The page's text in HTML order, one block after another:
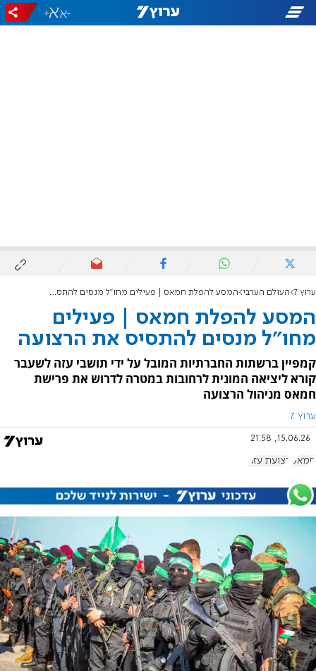
-
+
ערוץ 7 העולם הערבי המסע להפלת חמאס | פעילים מחו"ל מנסים להתסיס את הרצועה
המסע להפלת חמאס | פעילים
מחו"ל מנסים להתסיס את הרצועה
קמפיין ברשתות החברתיות המובל על ידי תושבי עזה לשעבר
קורא ליציאה המונית לרחובות במטרה לדרוש את פרישת
חמאס מניהול הרצועה
ערוץ 7
15.06.26, 21:58
חמאס רצועת עזה